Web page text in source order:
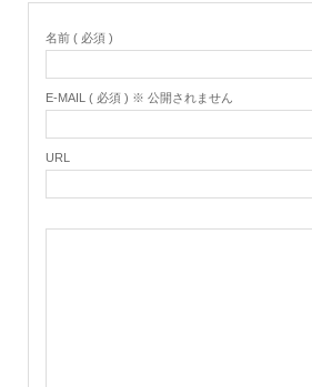
名前 ( 必須 )
E-MAIL ( 必須 ) ※ 公開されません
URL